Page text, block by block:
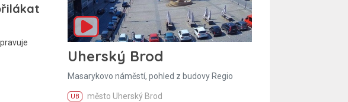
Uherský Brod
Masarykovo náměstí, pohled z budovy Regio
UB město Uherský Brod